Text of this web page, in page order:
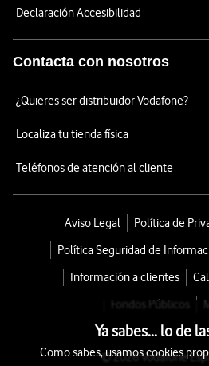
Declaración Accesibilidad
Contacta con nosotros
¿Quieres ser distribuidor Vodafone?
Localiza tu tienda física
Teléfonos de atención al cliente
Aviso Legal
Política de
Política Seguridad de
Información a clientes
Fondos Públicos
© 2026 Vodafone
Ya sabes... lo de
Como sabes, usamos cookies